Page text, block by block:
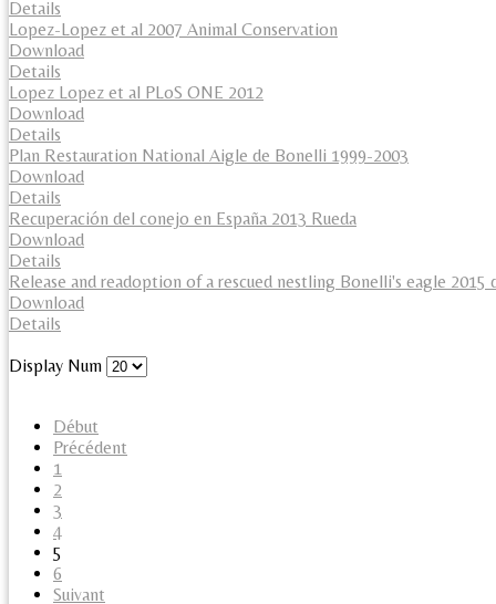
Details
Lopez-Lopez et al 2007 Animal Conservation
Download
Details
Lopez Lopez et al PLoS ONE 2012
Download
Details
Plan Restauration National Aigle de Bonelli 1999-2003
Download
Details
Recuperación del conejo en España 2013 Rueda
Download
Details
Release and readoption of a rescued nestling Bonelli's eagle
Download
Details
Display Num
Début
Précédent
1
2
3
4
5
6
Suivant